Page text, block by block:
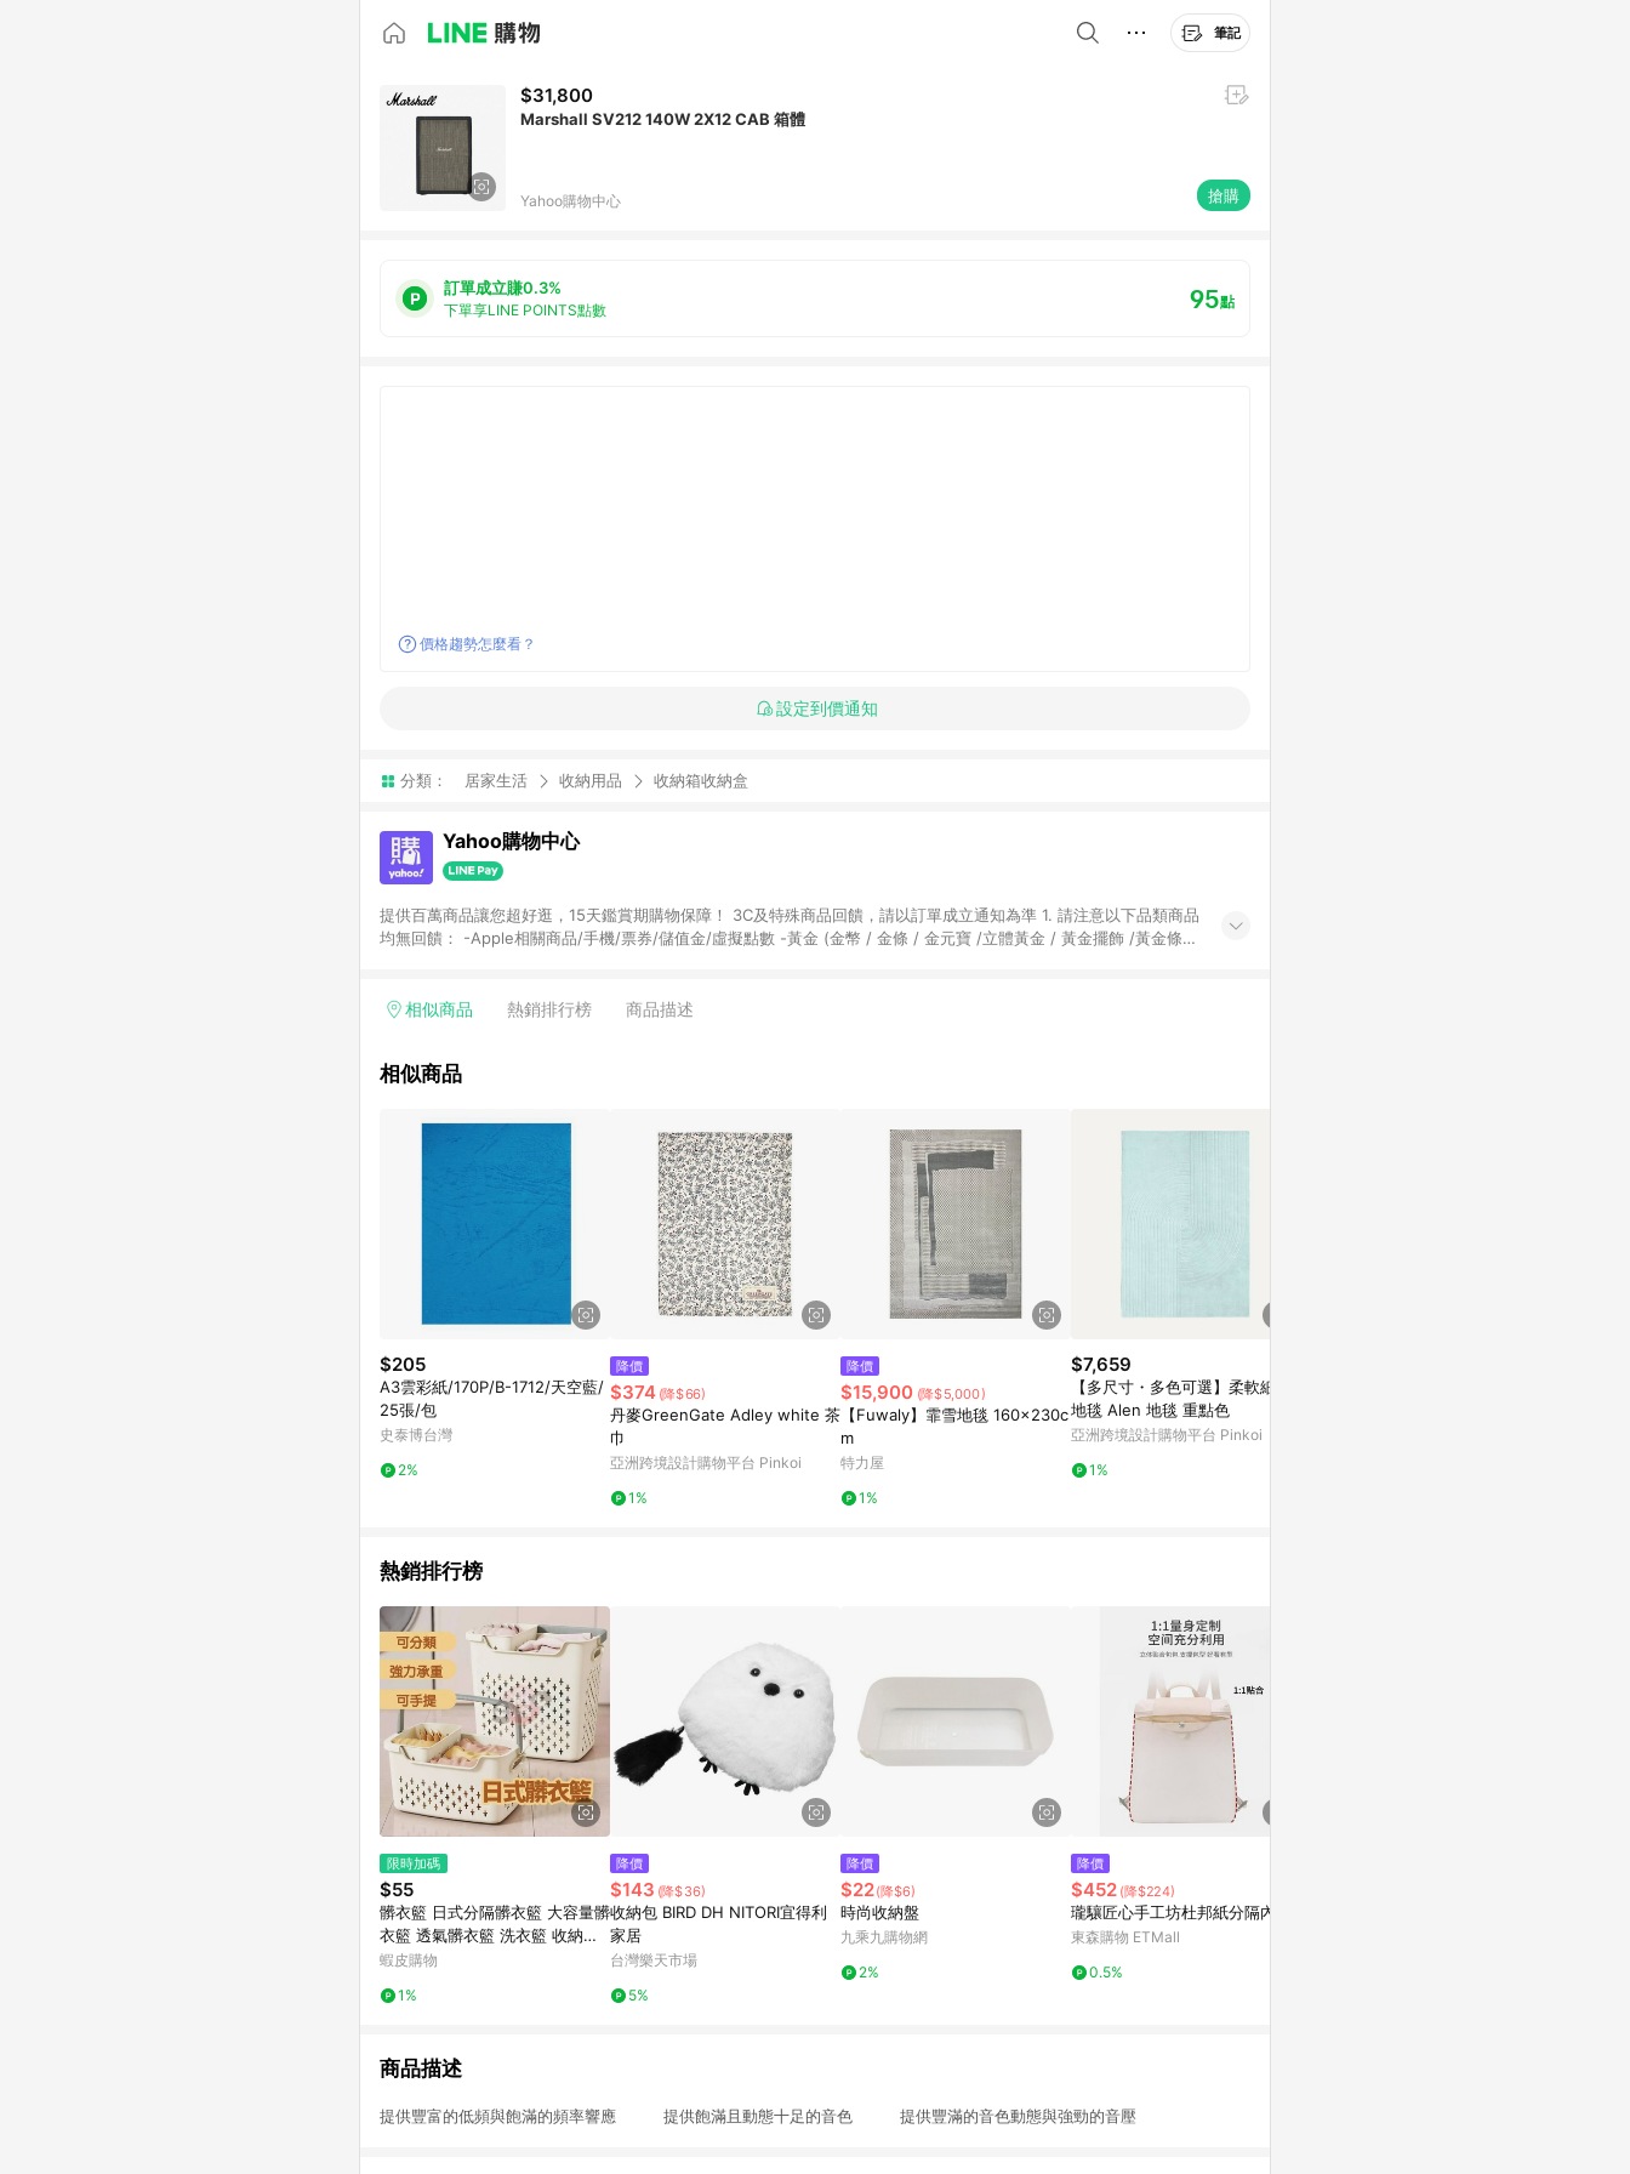
筆記
$31,800
Marshall SV212 140W 2X12 CAB 箱體
Yahoo購物中心 搶購
訂單成立賺0.3%
下單享LINE POINTS點數 95點
價格趨勢怎麼看？
設定到價通知
分類： 居家生活 收納用品 收納箱收納盒
Yahoo購物中心
提供百萬商品讓您超好逛，15天鑑賞期購物保障！ 3C及特殊商品回饋，請以訂單成立通知為準 1. 請注意以下品類商品
均無回饋： -Apple相關商品/手機/票券/儲值金/虛擬點數 -黃金 (金幣 / 金條 / 金元寶 /立體黃金 / 黃金擺飾 /黃金條
Yahoo超贈點回饋者 - 購物中心商店之商品：商品賣場中有標示「商店」及顯示商店名稱者(指定活動店家除外) 3. 訂
相似商品 熱銷排行榜 商品描述
相似商品
$205
A3雲彩紙/170P/B-1712/天空藍/
25張/包
史泰博台灣
2%
降價
$374 (降$66)
丹麥GreenGate Adley white 茶
巾
亞洲跨境設計購物平台 Pinkoi
1%
降價
$15,900 (降$5,000)
【Fuwaly】霏雪地毯 160x230c
m
特力屋
1%
$7,659
【多尺寸・多色可選】柔軟細膩
地毯 Alen 地毯 重點色
亞洲跨境設計購物平台 Pinkoi
1%
熱銷排行榜
限時加碼
$55
髒衣籃 日式分隔髒衣籃 大容量髒
衣籃 透氣髒衣籃 洗衣籃 收納籃
收納框 分類收納籃 洗衣收納 手
蝦皮購物
1%
降價
$143 (降$36)
收納包 BIRD DH NITORI宜得利
家居
台灣樂天市場
5%
降價
$22(降$6)
時尚收納盤
九乘九購物網
2%
降價
$452 (降$224)
瓏驤匠心手工坊杜邦紙分隔內膽
東森購物 ETMall
0.5%
商品描述
提供豐富的低頻與飽滿的頻率響應 提供飽滿且動態十足的音色 提供豐滿的音色動態與強勁的音壓